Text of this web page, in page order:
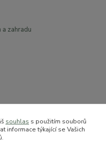
a zahradu
souhlas s použitím souborů
informace týkající se Vašich